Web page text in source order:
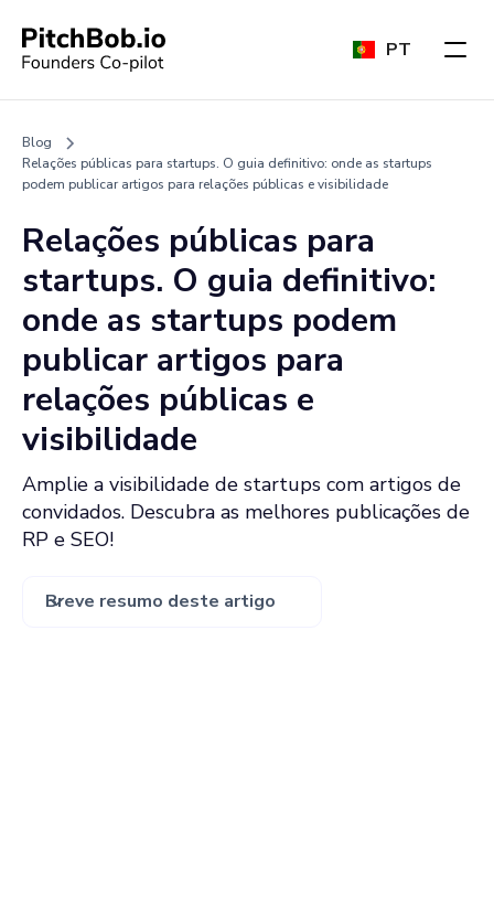
PT
Blog
Relações públicas para startups. O guia definitivo: onde as startups
podem publicar artigos para relações públicas e visibilidade
Relações públicas para
startups. O guia definitivo:
onde as startups podem
publicar artigos para
relações públicas e
visibilidade
Amplie a visibilidade de startups com artigos de
convidados. Descubra as melhores publicações de
RP e SEO!
Breve resumo deste artigo